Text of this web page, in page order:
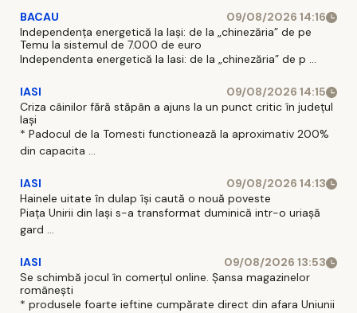
BACAU
09/08/2026 14:16
Independența energetică la Iași: de la „chinezăria” de pe
Temu la sistemul de 7.000 de euro
Independenta energetică la Iasi: de la „chinezăria” de p ...
IASI
09/08/2026 14:15
Criza câinilor fără stăpân a ajuns la un punct critic în județul
Iași
* Padocul de la Tomesti functionează la aproximativ 200%
din capacita ...
IASI
09/08/2026 14:13
Hainele uitate în dulap îşi caută o nouă poveste
Piaţa Unirii din Iaşi s-a transformat duminică intr-o uriaşă
gard ...
IASI
09/08/2026 13:53
Se schimbă jocul în comerțul online. Șansa magazinelor
românești
* produsele foarte ieftine cumpărate direct din afara Uniunii